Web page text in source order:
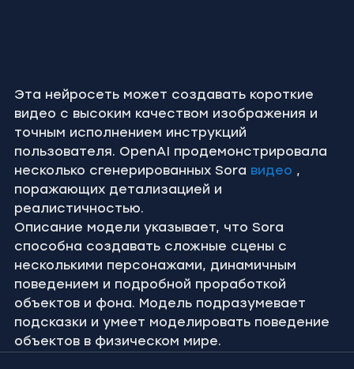
Эта нейросеть может создавать короткие
видео с высоким качеством изображения и
точным исполнением инструкций
пользователя. OpenAI продемонстрировала
несколько сгенерированных Sora видео ,
поражающих детализацией и
реалистичностью.
Описание модели указывает, что Sora
способна создавать сложные сцены с
несколькими персонажами, динамичным
поведением и подробной проработкой
объектов и фона. Модель подразумевает
подсказки и умеет моделировать поведение
объектов в физическом мире.